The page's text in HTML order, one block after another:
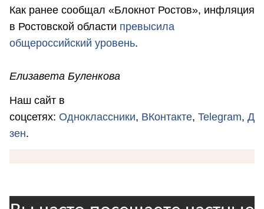
Как ранее сообщал «Блокнот Ростов», инфляция
в Ростовской области превысила
общероссийский уровень.
Елизавета Буленкова
Наш сайт в
соцсетях: Одноклассники, ВКонтакте, Telegram, Д
зен.